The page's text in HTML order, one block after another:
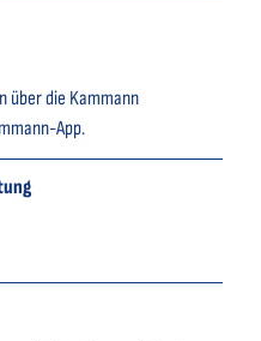
über die Kammann
App.